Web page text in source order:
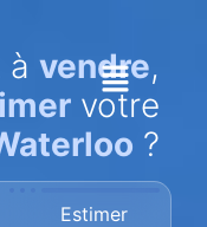
à vendre,
votre
?
Estimer